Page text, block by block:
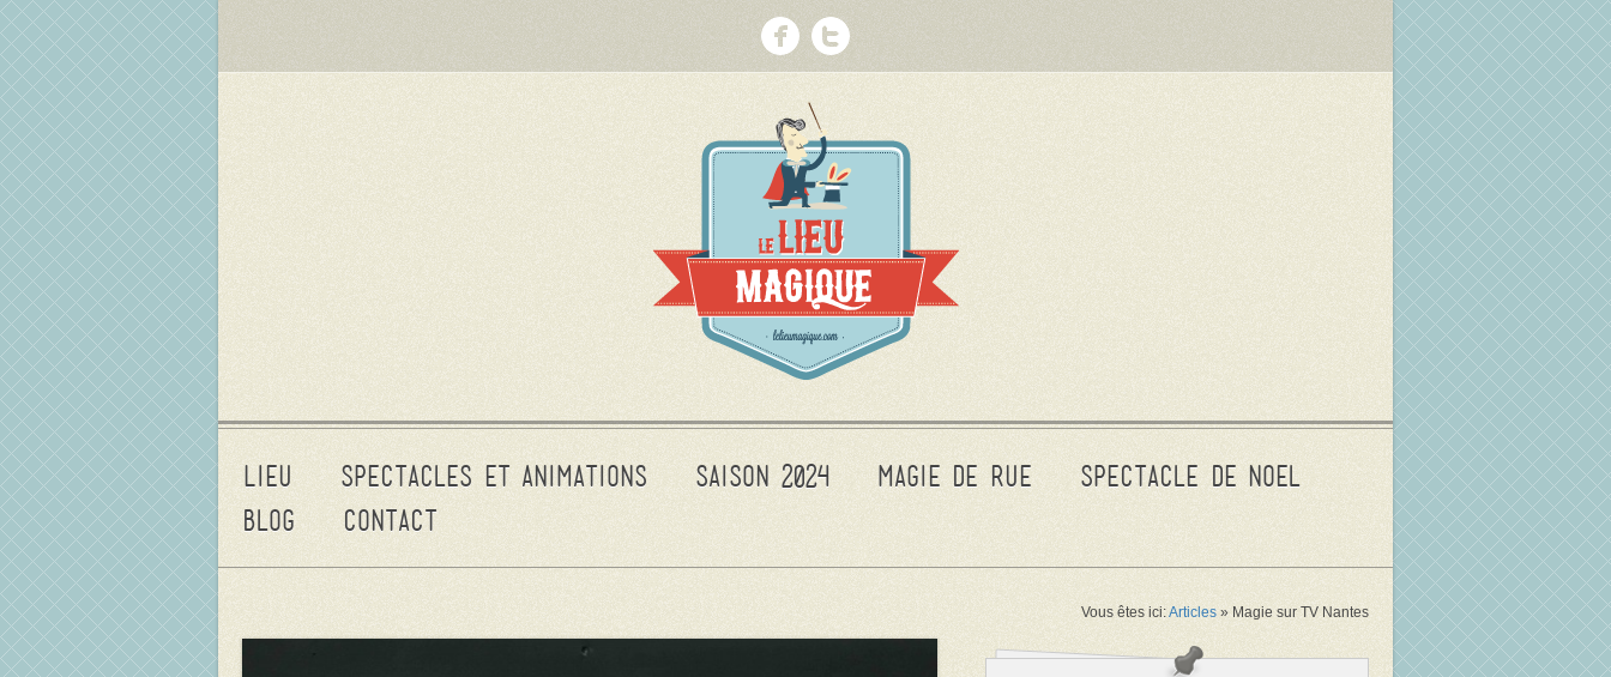
Lieu Spectacles et animations Saison 2024 Magie de rue
Spectacle de Noel
Blog
Contact
Vous êtes ici:Articles » Magie sur TV Nantes